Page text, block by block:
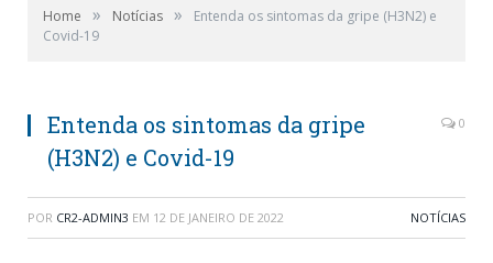
Home » Notícias »
Entenda os sintomas da gripe (H3N2) e
Covid-19
Entenda os sintomas da gripe
(H3N2) e Covid-19
0
POR CR2-ADMIN3 EM 12 DE JANEIRO DE 2022 NOTÍCIAS